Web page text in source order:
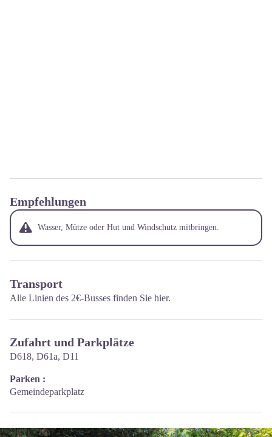
Empfehlungen
Wasser, Mütze oder Hut und Windschutz mitbringen.
Transport
Alle Linien des 2€-Busses finden Sie hier.
Zufahrt und Parkplätze
D618, D61a, D11
Parken :
Gemeindeparkplatz